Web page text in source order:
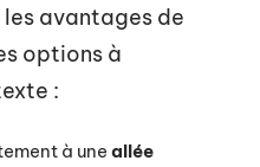
avantages de
options à
:
à une allée